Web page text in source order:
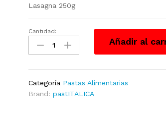
Lasagna 250g
Lasagna
250g
cantidad
Cantidad:
Añadir al
Categoría Pastas Alimentarias
Brand:pastITALICA